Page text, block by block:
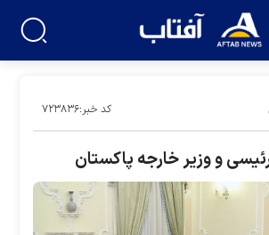
کد خبر:۷۲۳۸۳۶
و وزیر خارجه پاکستان